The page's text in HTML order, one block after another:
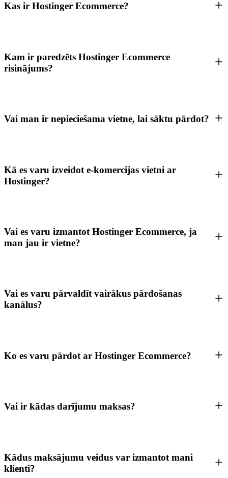
Kas ir Hostinger Ecommerce?
Kam ir paredzēts Hostinger Ecommerce
risinājums?
Vai man ir nepieciešama vietne, lai sāktu pārdot?
Kā es varu izveidot e-komercijas vietni ar
Hostinger?
Vai es varu izmantot Hostinger Ecommerce, ja
man jau ir vietne?
Vai es varu pārvaldīt vairākus pārdošanas
kanālus?
Ko es varu pārdot ar Hostinger Ecommerce?
Vai ir kādas darījumu maksas?
Kādus maksājumu veidus var izmantot mani
klienti?